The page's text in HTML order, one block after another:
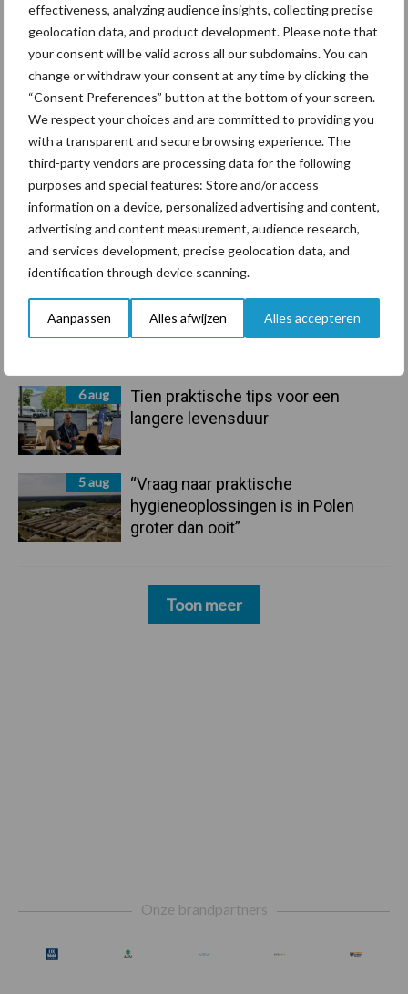
effectiveness, analyzing audience insights, collecting precise
geolocation data, and product development. Please note that
your consent will be valid across all our subdomains. You can
change or withdraw your consent at any time by clicking the
“Consent Preferences” button at the bottom of your screen.
We respect your choices and are committed to providing you
with a transparent and secure browsing experience. The
third-party vendors are processing data for the following
purposes and special features: Store and/or access
information on a device, personalized advertising and content,
advertising and content measurement, audience research,
and services development, precise geolocation data, and
identification through device scanning.
Aanpassen Alles afwijzen Alles accepteren
Primaire
Sidebar
7 aug
Grondstoffenmarkt blijft grillig:
droogte en geopolitiek houden
handel in de greep
7 aug
De speenhuid: een vaak
onderschatte risicofactor voor
mastitis
6 aug
ForFarmers ziet volume en
marktaandeel groeien in krimpende
6 aug
Tien praktische tips voor een
langere levensduur
5 aug
“Vraag naar praktische
hygieneoplossingen is in Polen
groter dan ooit”
Toon meer
Onze brandpartners